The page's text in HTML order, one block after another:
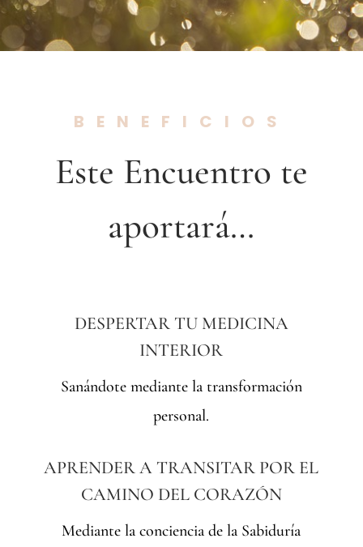
BENEFICIOS
Este Encuentro te
aportará…
DESPERTAR TU MEDICINA
INTERIOR
Sanándote mediante la transformación
personal.
APRENDER A TRANSITAR POR EL
CAMINO DEL CORAZÓN
Mediante la conciencia de la Sabiduría